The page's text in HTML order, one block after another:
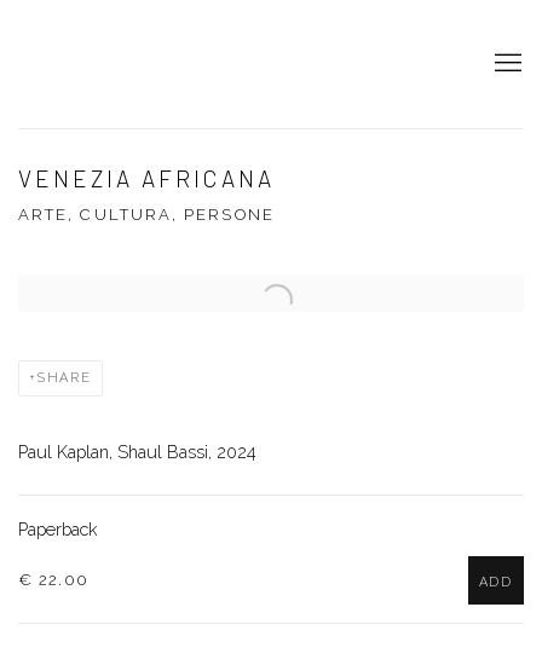
VENEZIA AFRICANA
ARTE, CULTURA, PERSONE
Open a larger version of the following image in a popup:
SHARE
Paul Kaplan, Shaul Bassi, 2024
Paperback
€ 22.00 ADD